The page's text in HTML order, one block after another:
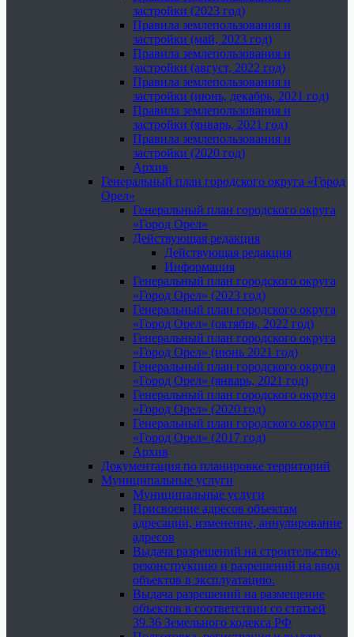
застройки (2023 год)
Правила землепользования и
застройки (май, 2023 год)
Правила землепользования и
застройки (август, 2022 год)
Правила землепользования и
застройки (июнь, декабрь, 2021 год)
Правила землепользования и
застройки (январь, 2021 год)
Правила землепользования и
застройки (2020 год)
Архив
Генеральный план городского округа «Город
Орел»
Генеральный план городского округа
«Город Орел»
Действующая редакция
Действующая редакция
Информация
Генеральный план городского округа
«Город Орел» (2023 год)
Генеральный план городского округа
«Город Орел» (октябрь, 2022 год)
Генеральный план городского округа
«Город Орел» (июнь 2021 год)
Генеральный план городского округа
«Город Орел» (январь, 2021 год)
Генеральный план городского округа
«Город Орел» (2020 год)
Генеральный план городского округа
«Город Орел» (2017 год)
Архив
Документация по планировке территорий
Муниципальные услуги
Муниципальные услуги
Присвоение адресов объектам
адресации, изменение, аннулирование
адресов
Выдача разрешений на строительство,
реконструкцию и разрешений на ввод
объектов в эксплуатацию.
Выдача разрешений на размещение
объектов в соответствии со статьей
39.36 Земельного кодекса РФ